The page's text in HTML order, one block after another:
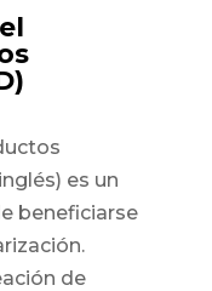
es un
beneficiarse
de